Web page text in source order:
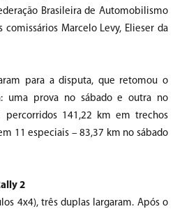
Brasileira de Automobilismo
comissários Marcelo Levy, Elieser da
para a disputa, que retomou o
uma prova no sábado e outra no
percorridos 141,22 km em trechos
11 especiais – 83,37 km no sábado
2
4x4), três duplas largaram. Após o